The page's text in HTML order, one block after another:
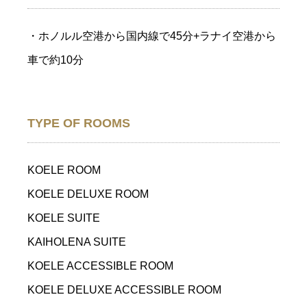
・ホノルル空港から国内線で45分+ラナイ空港から
車で約10分
TYPE OF ROOMS
KOELE ROOM
KOELE DELUXE ROOM
KOELE SUITE
KAIHOLENA SUITE
KOELE ACCESSIBLE ROOM
KOELE DELUXE ACCESSIBLE ROOM